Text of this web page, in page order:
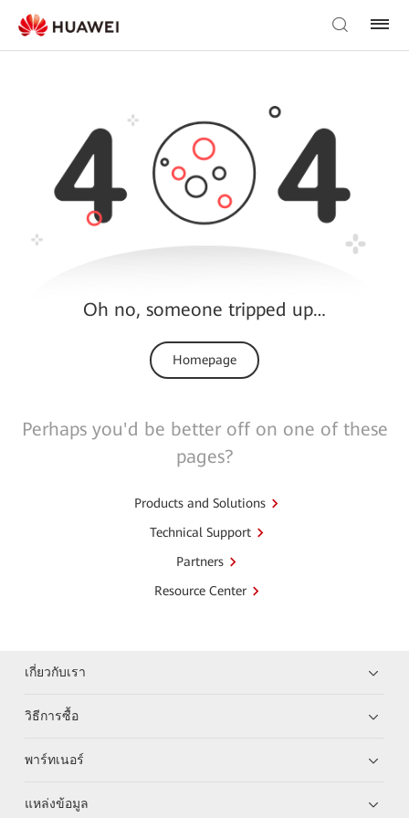
Oh no, someone tripped up…
Homepage
Perhaps you'd be better off on one of these
pages?
Products and Solutions
Technical Support
Partners
Resource Center
เกี่ยวกับเรา
วิธีการซื้อ
พาร์ทเนอร์
แหล่งข้อมูล